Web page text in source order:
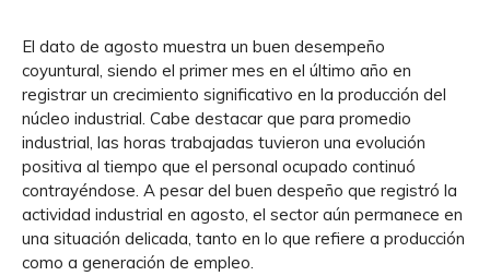
El dato de agosto muestra un buen desempeño
coyuntural, siendo el primer mes en el último año en
registrar un crecimiento significativo en la producción del
núcleo industrial. Cabe destacar que para promedio
industrial, las horas trabajadas tuvieron una evolución
positiva al tiempo que el personal ocupado continuó
contrayéndose. A pesar del buen despeño que registró la
actividad industrial en agosto, el sector aún permanece en
una situación delicada, tanto en lo que refiere a producción
como a generación de empleo.